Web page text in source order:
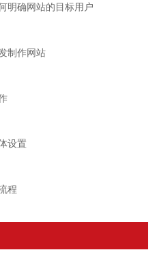
明确网站的目标用户
制作网站
设置
程